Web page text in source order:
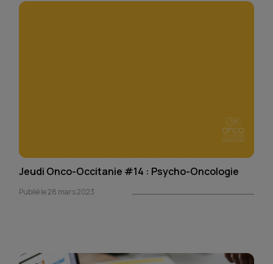
Jeudi Onco-Occitanie #14 : Psycho-Oncologie
Publié le 28 mars 2023